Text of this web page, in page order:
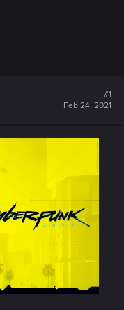
#1
Feb 24, 2021